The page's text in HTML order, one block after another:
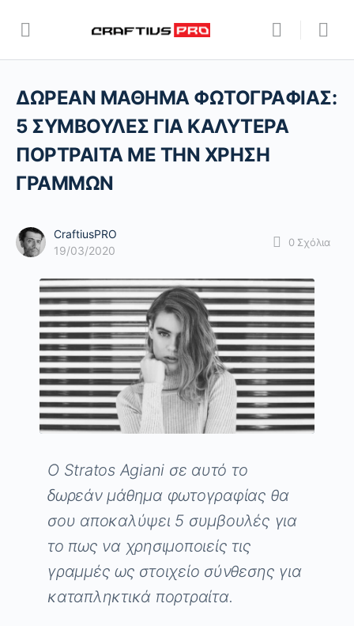
ΔΩΡΕΑΝ ΜΑΘΗΜΑ ΦΩΤΟΓΡΑΦΙΑΣ:
5 ΣΥΜΒΟΥΛΕΣ ΓΙΑ ΚΑΛΥΤΕΡΑ
ΠΟΡΤΡΑΙΤΑ ΜΕ ΤΗΝ ΧΡΗΣΗ
ΓΡΑΜΜΩΝ
CraftiusPRO
19/03/2020
0 Σχόλια
Ο Stratos Agiani σε αυτό το
δωρεάν μάθημα φωτογραφίας θα
σου αποκαλύψει 5 συμβουλές για
το πως να χρησιμοποιείς τις
γραμμές ως στοιχείο σύνθεσης για
καταπληκτικά πορτραίτα.